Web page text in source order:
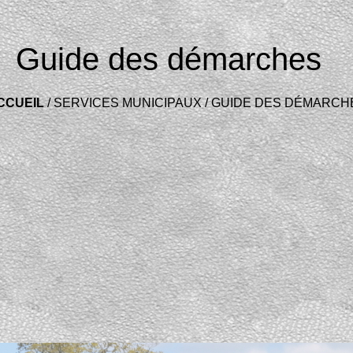
Guide des démarches
/SERVICES MUNICIPAUX/GUIDE DES